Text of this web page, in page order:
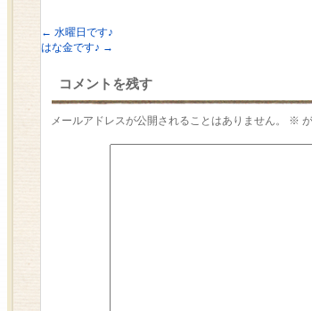
← 水曜日です♪
はな金です♪ →
コメントを残す
メールアドレスが公開されることはありません。 ※